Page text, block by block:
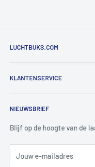
LUCHTBUKS.COM
Utrechtlaan 9
Tel:+31 6 345 30 448
Mail:info@luchtbuks.com
KLANTENSERVICE
Informatie
Privacybeleid
Verzendbeleid
NIEUWSBRIEF
Blijf op de hoogte van de
Jouw e-mailadres